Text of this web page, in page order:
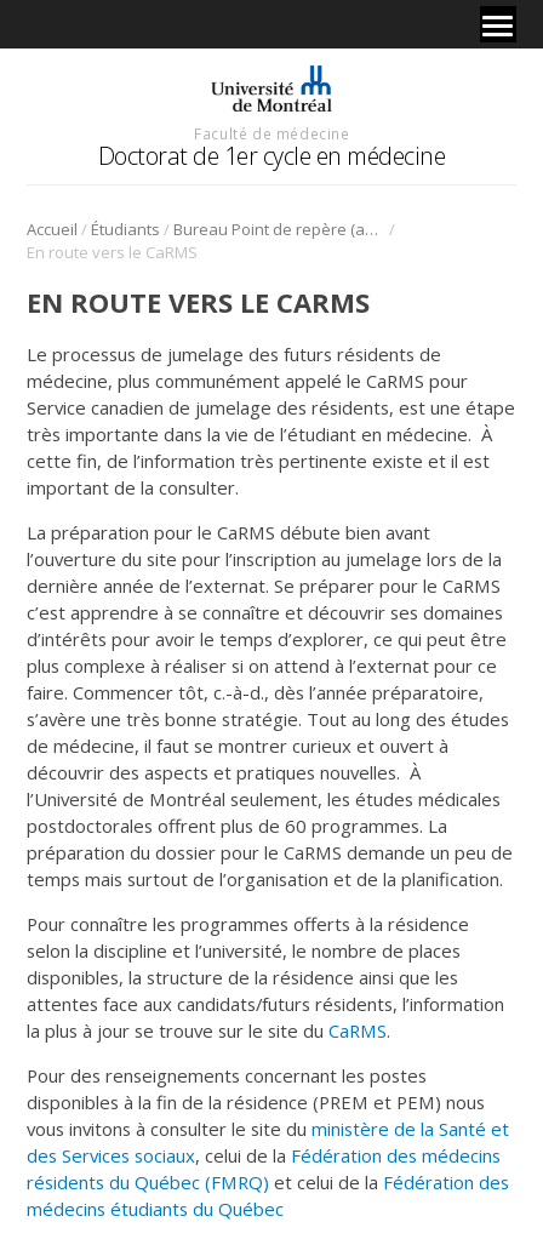
Faculté de médecine
Doctorat de 1er cycle en médecine
Accueil / Étudiants / Bureau Point de repère (anciennement BAER) /
En route vers le CaRMS
EN ROUTE VERS LE CARMS
Le processus de jumelage des futurs résidents de
médecine, plus communément appelé le CaRMS pour
Service canadien de jumelage des résidents, est une étape
très importante dans la vie de l’étudiant en médecine. À
cette fin, de l’information très pertinente existe et il est
important de la consulter.
La préparation pour le CaRMS débute bien avant
l’ouverture du site pour l’inscription au jumelage lors de la
dernière année de l’externat. Se préparer pour le CaRMS
c’est apprendre à se connaître et découvrir ses domaines
d’intérêts pour avoir le temps d’explorer, ce qui peut être
plus complexe à réaliser si on attend à l’externat pour ce
faire. Commencer tôt, c.-à-d., dès l’année préparatoire,
s’avère une très bonne stratégie. Tout au long des études
de médecine, il faut se montrer curieux et ouvert à
découvrir des aspects et pratiques nouvelles. À
l’Université de Montréal seulement, les études médicales
postdoctorales offrent plus de 60 programmes. La
préparation du dossier pour le CaRMS demande un peu de
temps mais surtout de l’organisation et de la planification.
Pour connaître les programmes offerts à la résidence
selon la discipline et l’université, le nombre de places
disponibles, la structure de la résidence ainsi que les
attentes face aux candidats/futurs résidents, l’information
la plus à jour se trouve sur le site duCaRMS.
Pour des renseignements concernant les postes
disponibles à la fin de la résidence (PREM et PEM) nous
vous invitons à consulter le site duministère de la Santé et
des Services sociaux, celui de la Fédération des médecins
résidents du Québec (FMRQ) et celui de la Fédération des
médecins étudiants du Québec